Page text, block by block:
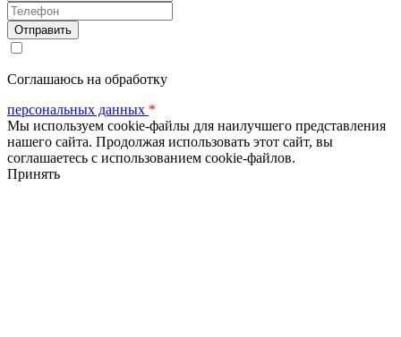
Телефон
Соглашаюсь на обработку
персональных данных *
Мы используем cookie-файлы для наилучшего представления
нашего сайта. Продолжая использовать этот сайт, вы
соглашаетесь с использованием cookie-файлов.
Принять